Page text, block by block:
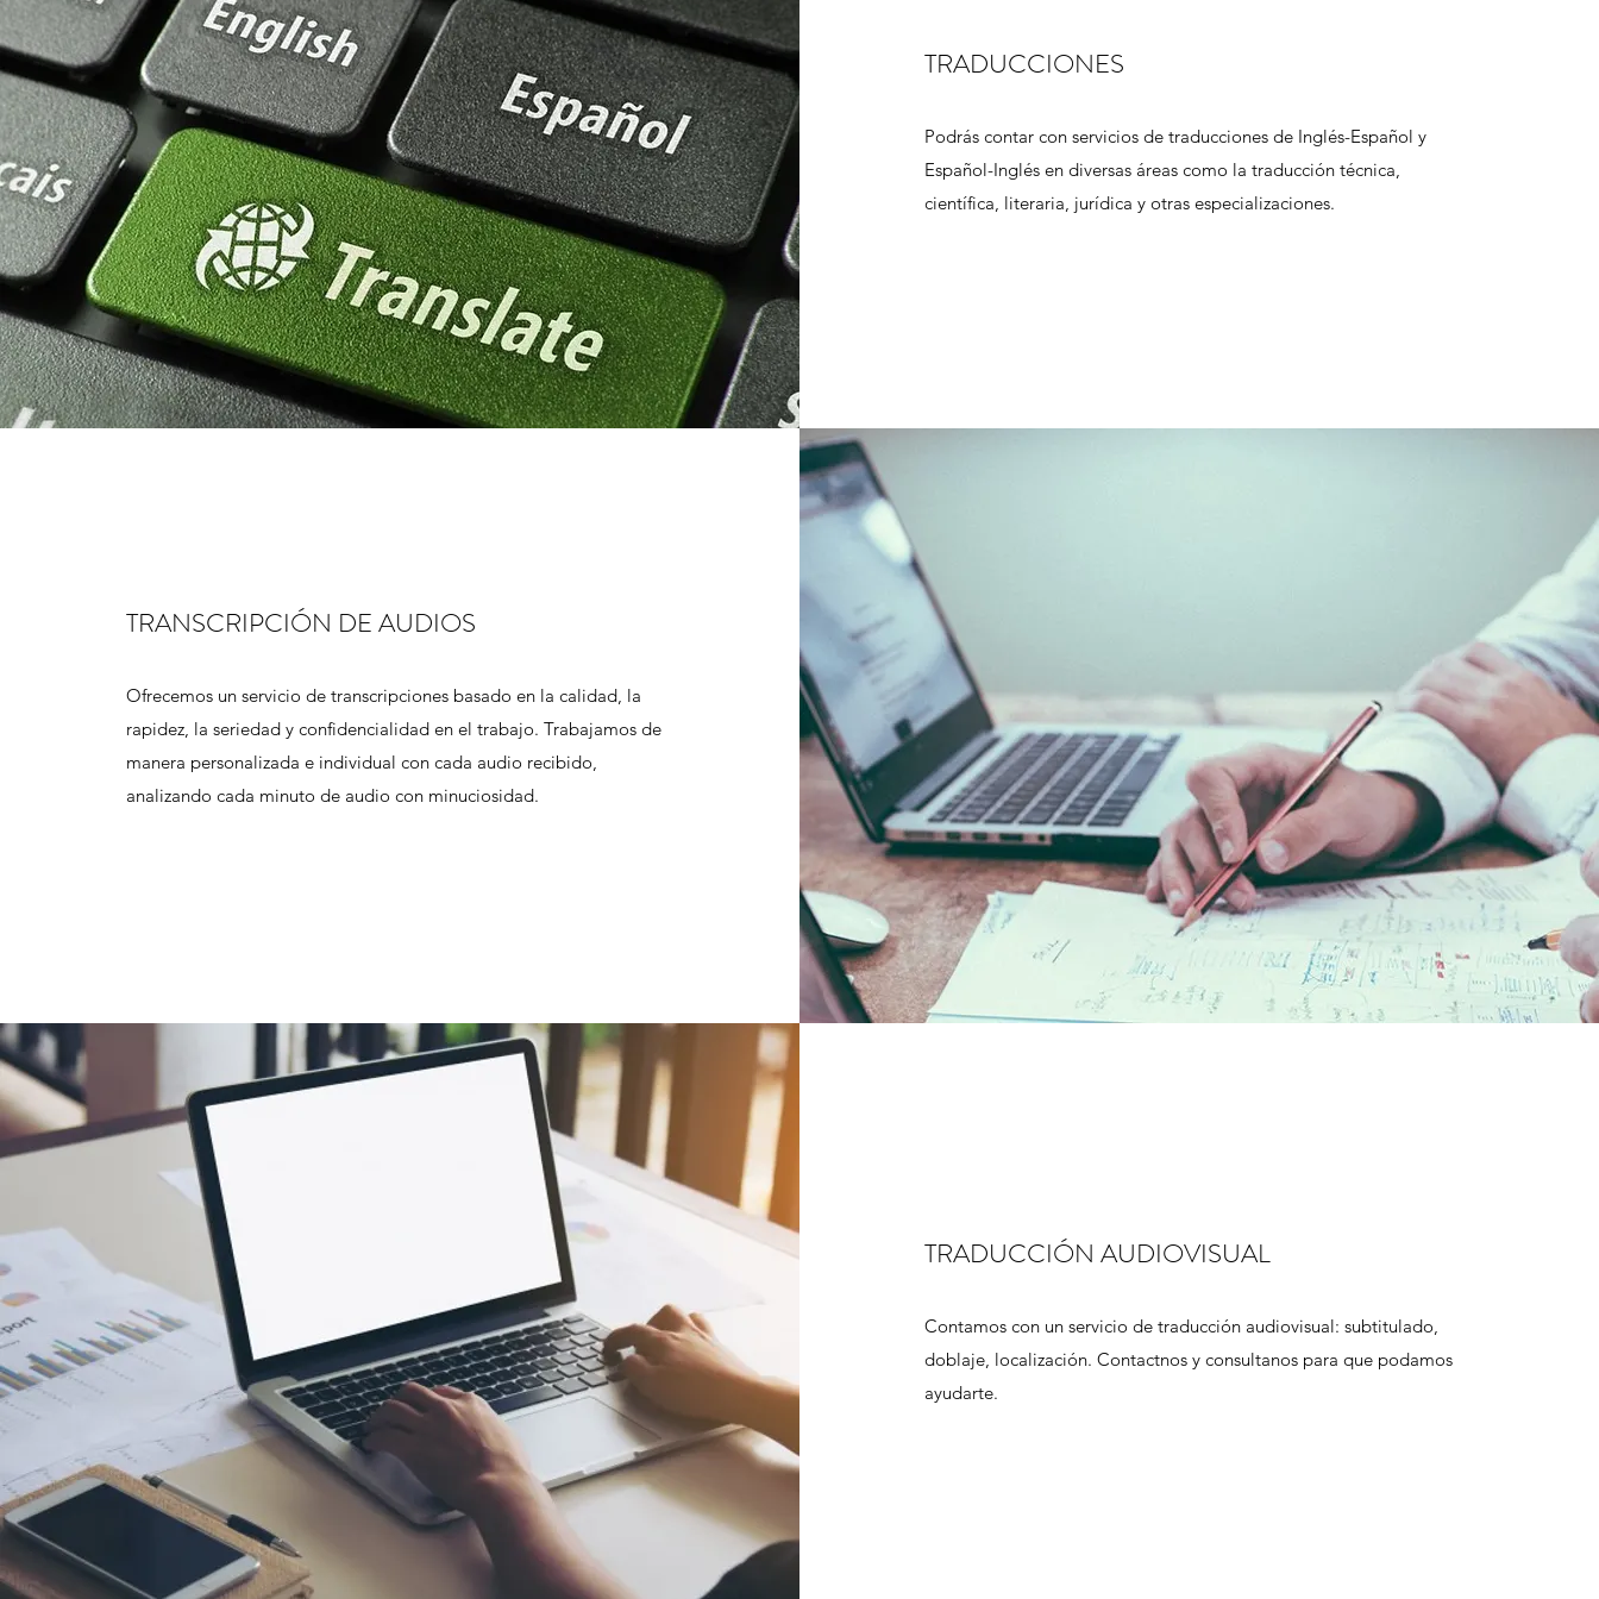
TRADUCCIONES
Podrás contar con servicios de traducciones de Inglés-Español y
Español-Inglés en diversas áreas como la traducción técnica,
científica, literaria, jurídica y otras especializaciones.
TRANSCRIPCIÓN DE AUDIOS
Ofrecemos un servicio de transcripciones basado en la calidad, la
rapidez, la seriedad y confidencialidad en el trabajo. Trabajamos de
manera personalizada e individual con cada audio recibido,
analizando cada minuto de audio con minuciosidad.
TRADUCCIÓN AUDIOVISUAL
Contamos con un servicio de traducción audiovisual: subtitulado,
doblaje, localización. Contactnos y consultanos para que podamos
ayudarte.